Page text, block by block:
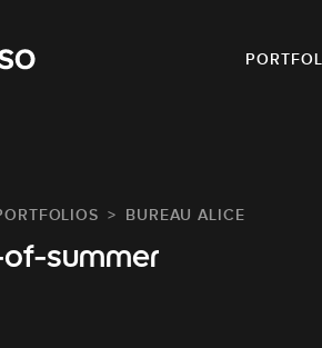
BUREAU ALICE
summer